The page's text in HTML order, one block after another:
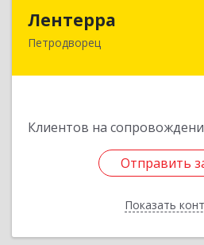
Лентерра
Петродворец
Клиентов на
Отправить
Показать
198517, Санкт-
Отправить
Назад